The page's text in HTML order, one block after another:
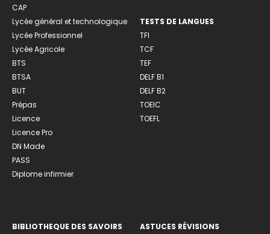
CAP
Lycée général et technologique
Lycée Professionnel
Lycée Agricole
BTS
BTSA
BUT
Prépas
Licence
Licence Pro
DN Made
PASS
Diplome infirmier
TESTS DE LANGUES
TFI
TCF
TEF
DELF B1
DELF B2
TOEIC
TOEFL
BIBLIOTHEQUE DES SAVOIRS
ASTUCES RÉVISIONS